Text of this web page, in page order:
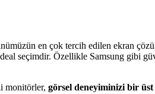
en çok tercih edilen ekran
seçimdir. Özellikle Samsung gibi
monitörler, görsel deneyiminizi bir üst